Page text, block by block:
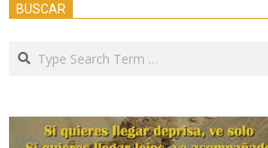
BUSCAR
Search